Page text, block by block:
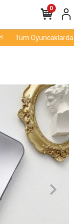
Tüm Oyuncaklarda
0